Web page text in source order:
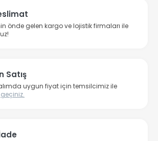
önde gelen kargo ve lojistik firmaları ile
Satış
uygun fiyat için temsilcimiz ile